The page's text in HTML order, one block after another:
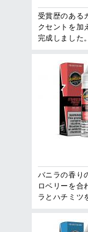
受賞歴のある
クセントを加
完成しました
バニラの香り
ロベリーを合
ラとハチミツ